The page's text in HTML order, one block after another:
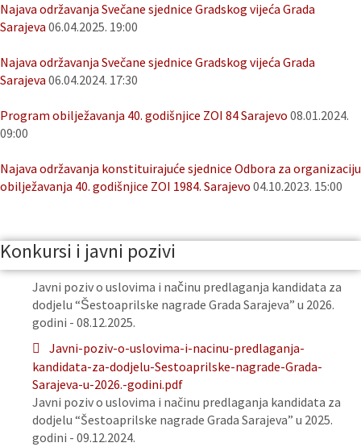
Najava održavanja Svečane sjednice Gradskog vijeća Grada
Sarajeva 06.04.2025. 19:00
Najava održavanja Svečane sjednice Gradskog vijeća Grada
Sarajeva 06.04.2024. 17:30
Program obilježavanja 40. godišnjice ZOI 84 Sarajevo 08.01.2024.
09:00
Najava održavanja konstituirajuće sjednice Odbora za organizaciju
obilježavanja 40. godišnjice ZOI 1984. Sarajevo 04.10.2023. 15:00
Konkursi i javni pozivi
Javni poziv o uslovima i načinu predlaganja kandidata za
dodjelu “Šestoaprilske nagrade Grada Sarajeva” u 2026.
godini - 08.12.2025.
Javni-poziv-o-uslovima-i-nacinu-predlaganja-
kandidata-za-dodjelu-Sestoaprilske-nagrade-Grada-
Sarajeva-u-2026.-godini.pdf
Javni poziv o uslovima i načinu predlaganja kandidata za
dodjelu “Šestoaprilske nagrade Grada Sarajeva” u 2025.
godini - 09.12.2024.